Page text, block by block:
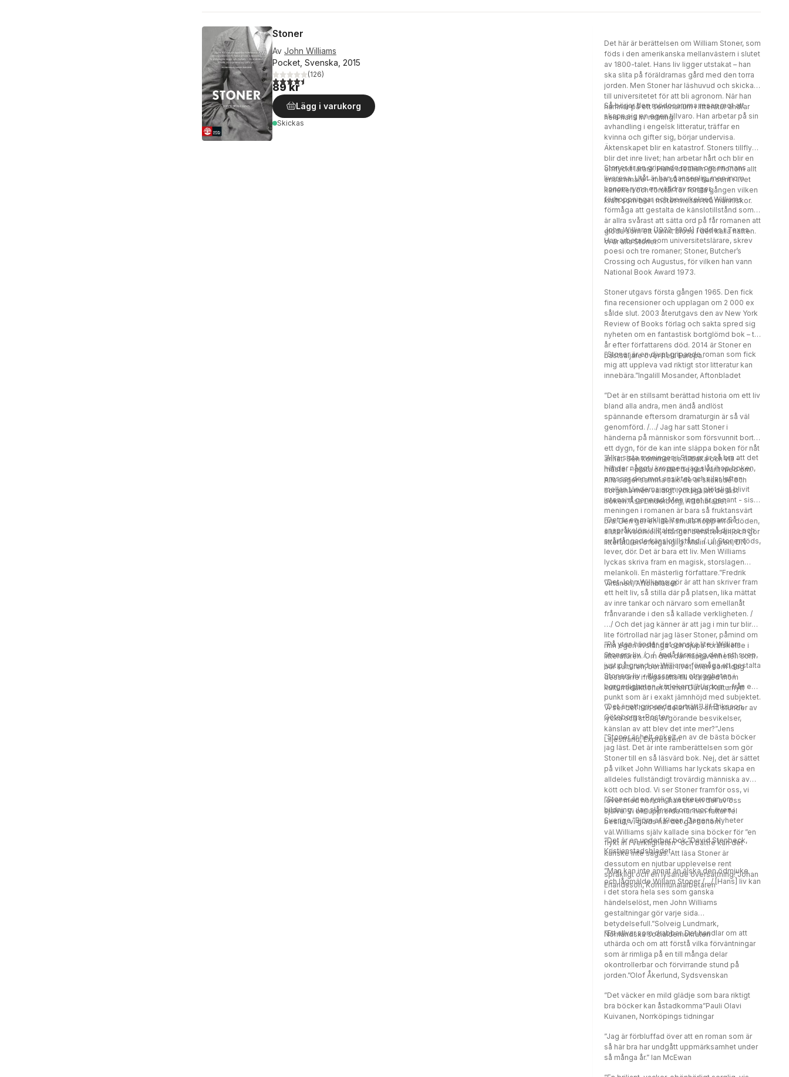
Stoner
Av John Williams
Pocket, Svenska, 2015
4,5utav 5 stjärnor. Totalt antal röster:
(126)
89 kr
Lägg i varukorg
Skickas
Det här är berättelsen om William Stoner, som
föds i den amerikanska mellanvästern i slutet
av 1800-talet. Hans liv ligger utstakat – han
ska slita på föräldrarnas gård med den torra
jorden. Men Stoner har läshuvud och skickas
till universitetet för att bli agronom. När han
hamnar på ett seminarium i litteratur ändrar
hela hans liv riktning.
Så börjar den mödosamma resan mot att
skapa sig en egen tillvaro. Han arbetar på sin
avhandling i engelsk litteratur, träffar en
kvinna och gifter sig, börjar undervisa.
Äktenskapet blir en katastrof. Stoners tillflykt
blir det inre livet; han arbetar hårt och blir en
omtyckt lärare. Hans idealism gör honom allt
ensammare – men så möter han sent i livet
kärleken och förstår för första gången vilken
kraft som bor i mötet mellan två människor.
Stoner är en gripande roman om en mans
livsresa. Utåt är han oansenlig, men inom
honom ryms en värld av sorger,
förhoppningar och besvikelser. Williams
förmåga att gestalta de känslotillstånd som
är allra svårast att sätta ord på får romanen att
glöda som ett varmt bloss i den kalla natten.
Vi är alla Stoner.
John Williams (1922–1994) föddes i Texas.
Han arbetade som universitetslärare, skrev
poesi och tre romaner; Stoner, Butcher’s
Crossing och Augustus, för vilken han vann
National Book Award 1973.
Stoner utgavs första gången 1965. Den fick
fina recensioner och upplagan om 2 000 ex
sålde slut. 2003 återutgavs den av New York
Review of Books förlag och sakta spred sig
nyheten om en fantastisk bortglömd bok – tio
år efter författarens död. 2014 är Stoner en
bästsäljare över hela Europa.
”Stoner är en djupt gripande roman som fick
mig att uppleva vad riktigt stor litteratur kan
innebära.”Ingalill Mosander, Aftonbladet
”Det är en stillsamt berättad historia om ett liv
bland alla andra, men ändå andlöst
spännande eftersom dramaturgin är så väl
genomförd. /…/ Jag har satt Stoner i
händerna på människor som försvunnit bort
ett dygn, för de kan inte släppa boken för nåt
annat. Sen kommer de tillbaka och vill -
måste! - prata om det de just varit med om.
Alla säger samma sak: de är skakade och
sorgsna men väldigt lyckliga att de läst
boken.”Åsa Linderborg, Aftonbladet
”Allra sista meningen i Stoner är så bra att det
händer något i kroppen: jag slår ihop boken,
pressar den mot ansiktet och silar luften
mellan tänderna som om jag plötsligt blivit
intensivt generad. Men inget är genant - sista
meningen i romanen är bara så fruktansvärt
bra. Den ger en liten smula hopp inför döden,
sluter livscirkeln, stänger berättelsen och gör
litteraturen oförgänglig.”Malin Ullgren, DN
”Det är en märkligt liten, stor roman. Så
anspråkslös i tilltalet men med så djupa och
svårfångade känslotillstånd. /…/ Stoner föds,
lever, dör. Det är bara ett liv. Men Williams
lyckas skriva fram en magisk, storslagen
melankoli. En mästerlig författare.”Fredrik
Virtanen, Aftonbladet
”Det John Williams gör är att han skriver fram
ett helt liv, så stilla där på platsen, lika mättat
av inre tankar och närvaro som emellanåt
frånvarande i den så kallade verkligheten. /
…/ Och det jag känner är att jag i min tur blir
lite förtrollad när jag läser Stoner, påmind om
min egen livslånga och djupa förälskelse i
litteraturen. Om den där hängivenheten som
bär kulturen, berättar livet, men som idag
dessvärre ifrågasätts till och med inom
kulturredaktioner.”Anneli Dufva, Kulturnytt
”På ytan händer det ganska lite i William
Stoners liv. /…/ Ändå läser jag den i ett svep,
just på grund av Williams förmåga att gestalta
Stoners liv - klassresan, otryggheten i
borgerligheten, kärleken till lärdom - från en
punkt som är i exakt jämnhöjd med subjektet.
Vi ser det han ser, delar hans små stunder av
lycka och stora, avgörande besvikelser,
känslan av att blev det inte mer?”Jens
Liljestrand, Expressen
”Det är ett gripande porträtt”Ulf Eriksson,
Göteborgs-Posten
”Stoner är helt enkelt en av de bästa böcker
jag läst. Det är inte ramberättelsen som gör
Stoner till en så läsvärd bok. Nej, det är sättet
på vilket John Williams har lyckats skapa en
alldeles fullständigt trovärdig människa av
kött och blod. Vi ser Stoner framför oss, vi
lever med honom, han blir en del av oss
själva. Vi blir upprörda när han fattar fel
beslut, vi gläds när det går honom
väl.Williams själv kallade sina böcker för ”en
flykt in i verkligheten” och bättre kan det
kanske inte sägas. Att läsa Stoner är
dessutom en njutbar upplevelse rent
språkligt och en lysande översättning.”Johan
Erlandsson, Kommunalarbetaren
”Stoner är en rysligt vacker roman om
bildning. Jag slår vad om succé även i
Sverige.”Björn af Kleen, Dagens Nyheter
”Det är en underbar bok.”David Stenbeck,
Kristianstadsbladet
”Man kan inte annat än älska den ödmjuke
och lågmälde Willam Stoner /…/ [Hans] liv kan
i det stora hela ses som ganska
händelselöst, men John Williams
gestaltningar gör varje sida
betydelsefull.”Solveig Lundmark,
Norrländska socialdemokraten
”Ett allvar som drabbar. Det handlar om att
uthärda och om att förstå vilka förväntningar
som är rimliga på en till många delar
okontrollerbar och förvirrande stund på
jorden.”Olof Åkerlund, Sydsvenskan
”Det väcker en mild glädje som bara riktigt
bra böcker kan åstadkomma”Pauli Olavi
Kuivanen, Norrköpings tidningar
”Jag är förbluffad över att en roman som är
så här bra har undgått uppmärksamhet under
så många år.” Ian McEwan